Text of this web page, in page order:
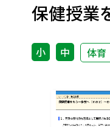
保健授業
小 中 体育